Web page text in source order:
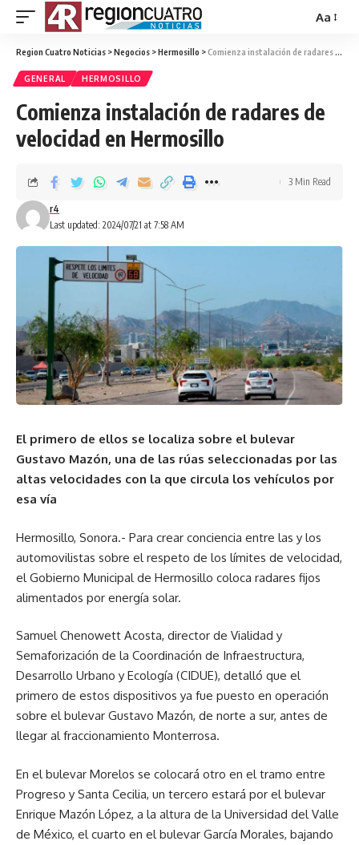
Aa
Region Cuatro Noticias >Negocios >Hermosillo >Comienza instalación de radares de velocidad en Hermosillo
GENERAL HERMOSILLO
Comienza instalación de radares de
velocidad en Hermosillo
Last updated: 2024/07/21 at 7:58 AM
r4
3 Min Read
El primero de ellos se localiza sobre el bulevar
Gustavo Mazón, una de las rúas seleccionadas por las
altas velocidades con la que circula los vehículos por
esa vía
Hermosillo, Sonora.- Para crear conciencia entre las y los
automovilistas sobre el respeto de los límites de velocidad,
el Gobierno Municipal de Hermosillo coloca radares fijos
alimentados por energía solar.
Samuel Chenowett Acosta, director de Vialidad y
Semaforización de la Coordinación de Infraestructura,
Desarrollo Urbano y Ecología (CIDUE), detalló que el
primero de estos dispositivos ya fue puesto en operación
sobre el bulevar Gustavo Mazón, de norte a sur, antes de
llegar al fraccionamiento Monterrosa.
En el bulevar Morelos se colocará otro en el tramo entre
Progreso y Santa Cecilia, un tercero estará por el bulevar
Enrique Mazón López, a la altura de la Universidad del Valle
de México, el cuarto en el bulevar García Morales, bajando